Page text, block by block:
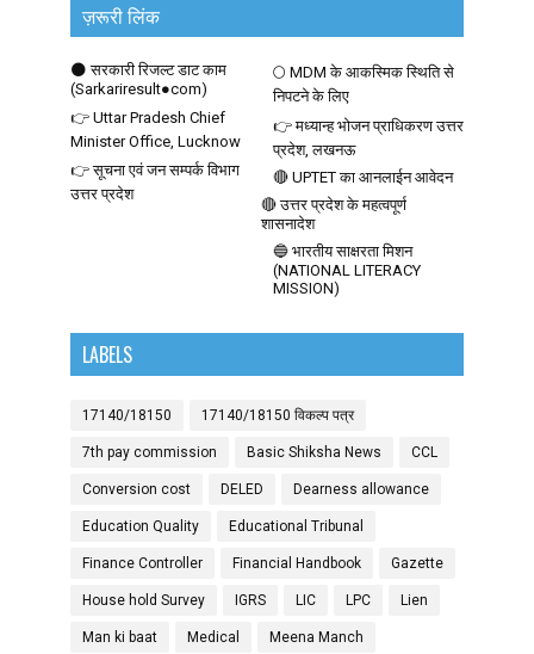
ज़रूरी लिंक
🌑 सरकारी रिजल्ट डाट काम
(Sarkariresult●com)
🌕 MDM के आकस्मिक स्थिति से
निपटने के लिए
👉 Uttar Pradesh Chief
Minister Office, Lucknow
👉 मध्यान्ह भोजन प्राधिकरण उत्तर
प्रदेश, लखनऊ
👉 सूचना एवं जन सम्पर्क विभाग
उत्तर प्रदेश
🔴 UPTET का आनलाईन आवेदन
🔴 उत्तर प्रदेश के महत्वपूर्ण
शासनादेश
🔵 भारतीय साक्षरता मिशन
(NATIONAL LITERACY
MISSION)
LABELS
17140/18150 17140/18150 विकल्प पत्र
7th pay commission Basic Shiksha News CCL
Conversion cost DELED Dearness allowance
Education Quality Educational Tribunal
Finance Controller Financial Handbook Gazette
House hold Survey IGRS LIC LPC Lien
Man ki baat Medical Meena Manch